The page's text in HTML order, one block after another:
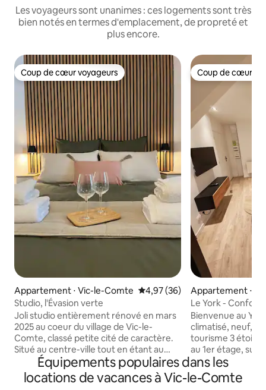
Les voyageurs sont unanimes : ces logements sont très
bien notés en termes d'emplacement, de propreté et
plus encore.
Coup de cœur voyageurs
Coup de cœur voyageurs
Appartement ⋅ Vic-le-Comte Évaluation moyenne sur la
4,97 (36)
Studio, l'Évasion verte
Joli studio entièrement rénové en mars
2025 au coeur du village de Vic-le-
Comte, classé petite cité de caractère.
Situé au centre-ville tout en étant au
calme. Vous pourrez passer de très bons
moments seul ou à 2 ! Venez vous
reposer dans ce havre de paix
Coup de cœur
Coup de cœur
Appartement ⋅
Le York -
Vic
Bienvenue au
climatisé, neuf,
tourisme 3 étoiles
au 1er étage, sur
cœur du vieux
2 personnes, il
convertible
Équipements populaires dans les
locations de vacances à Vic-le-Comte